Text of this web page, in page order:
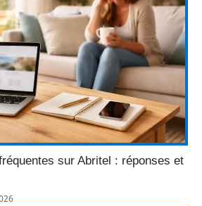
sur Abritel : réponses et